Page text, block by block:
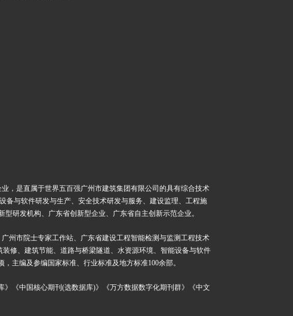
，是直属于世界五百强广州市建筑集团有限公司的具有综合技术
备与软件研发与生产、安全技术研发与服务、建设监理、工程施
研发机构、广东省创新型企业、广东省自主创新示范企业。
州市院士专家工作站、广东省建设工程智能检测与监测工程技术
修、建筑节能、道路与桥梁隧道、水资源环境、智能设备与软件
，主编及参编国家标准、行业标准及地方标准100余部。
》《中国核心期刊 (选数据库)》《万方数据数字化期刊群》《中文